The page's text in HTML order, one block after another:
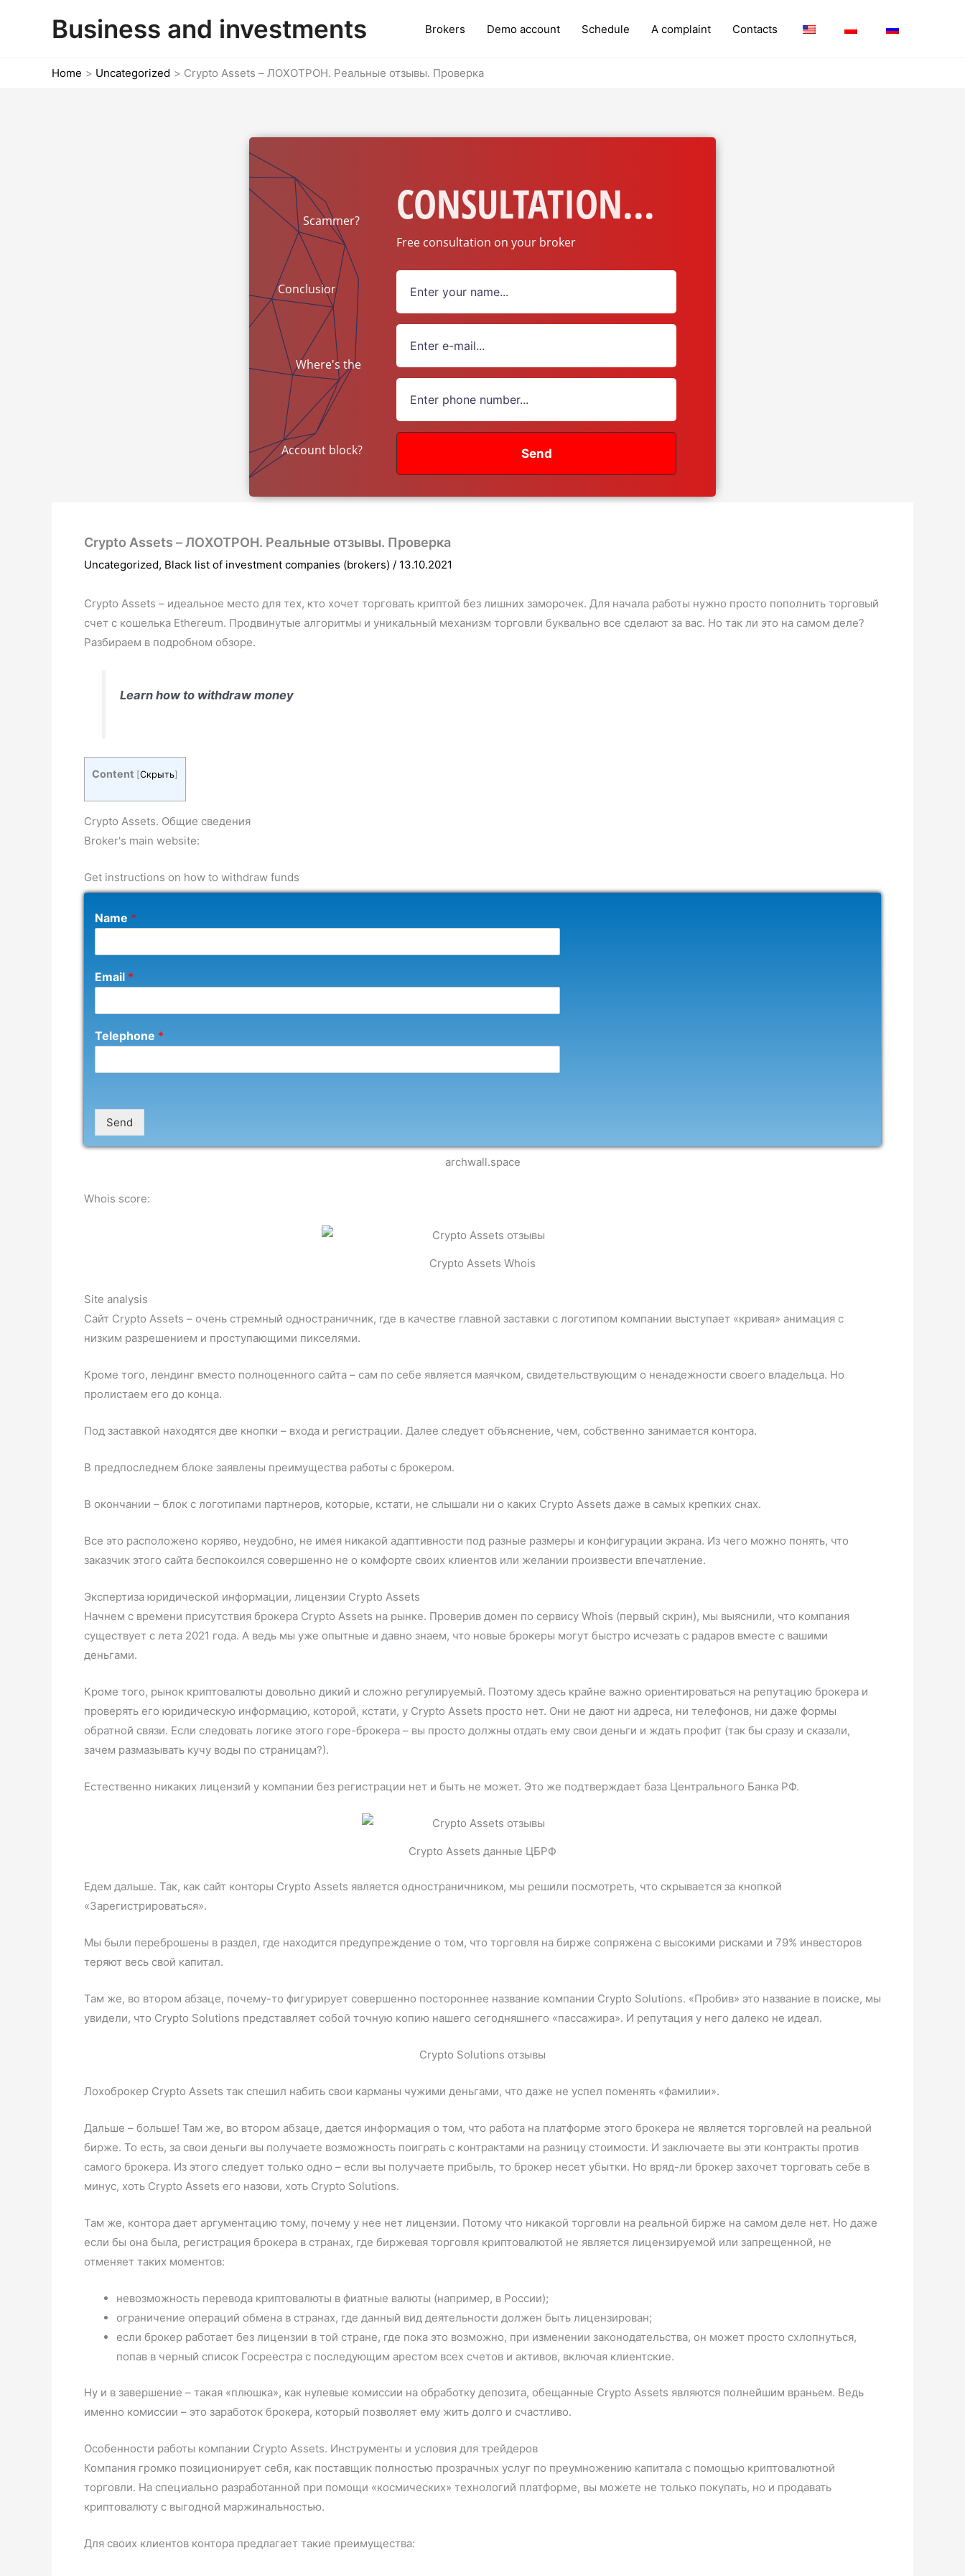
Business and investments Brokers Demo account Schedule A complaint Contacts
Home Uncategorized Crypto Assets – ЛОХОТРОН. Реальные отзывы. Проверка
CONSULTATION...
Free consultation on your broker
Scammer?
Conclusion?
Where's the
money?
Account block? Send
Crypto Assets – ЛОХОТРОН. Реальные отзывы. Проверка
Uncategorized, Black list of investment companies (brokers) / 13.10.2021
Crypto Assets – идеальное место для тех, кто хочет торговать криптой без лишних заморочек. Для начала работы нужно просто пополнить торговый
счет с кошелька Ethereum. Продвинутые алгоритмы и уникальный механизм торговли буквально все сделают за вас. Но так ли это на самом деле?
Разбираем в подробном обзоре.
Learn how to withdraw money
Content [Скрыть]
Crypto Assets. Общие сведения
Broker's main website:
Get instructions on how to withdraw funds
Name *
Email *
Telephone *
Send
archwall.space
Whois score:
Crypto Assets Whois
Site analysis
Сайт Crypto Assets – очень стремный одностраничник, где в качестве главной заставки с логотипом компании выступает «кривая» анимация с
низким разрешением и проступающими пикселями.
Кроме того, лендинг вместо полноценного сайта – сам по себе является маячком, свидетельствующим о ненадежности своего владельца. Но
пролистаем его до конца.
Под заставкой находятся две кнопки – входа и регистрации. Далее следует объяснение, чем, собственно занимается контора.
В предпоследнем блоке заявлены преимущества работы с брокером.
В окончании – блок с логотипами партнеров, которые, кстати, не слышали ни о каких Crypto Assets даже в самых крепких снах.
Все это расположено коряво, неудобно, не имея никакой адаптивности под разные размеры и конфигурации экрана. Из чего можно понять, что
заказчик этого сайта беспокоился совершенно не о комфорте своих клиентов или желании произвести впечатление.
Экспертиза юридической информации, лицензии Crypto Assets
Начнем с времени присутствия брокера Crypto Assets на рынке. Проверив домен по сервису Whois (первый скрин), мы выяснили, что компания
существует с лета 2021 года. А ведь мы уже опытные и давно знаем, что новые брокеры могут быстро исчезать с радаров вместе с вашими
деньгами.
Кроме того, рынок криптовалюты довольно дикий и сложно регулируемый. Поэтому здесь крайне важно ориентироваться на репутацию брокера и
проверять его юридическую информацию, которой, кстати, у Crypto Assets просто нет. Они не дают ни адреса, ни телефонов, ни даже формы
обратной связи. Если следовать логике этого горе-брокера – вы просто должны отдать ему свои деньги и ждать профит (так бы сразу и сказали,
зачем размазывать кучу воды по страницам?).
Естественно никаких лицензий у компании без регистрации нет и быть не может. Это же подтверждает база Центрального Банка РФ.
Crypto Assets данные ЦБРФ
Едем дальше. Так, как сайт конторы Crypto Assets является одностраничником, мы решили посмотреть, что скрывается за кнопкой
«Зарегистрироваться».
Мы были переброшены в раздел, где находится предупреждение о том, что торговля на бирже сопряжена с высокими рисками и 79% инвесторов
теряют весь свой капитал.
Там же, во втором абзаце, почему-то фигурирует совершенно постороннее название компании Crypto Solutions. «Пробив» это название в поиске, мы
увидели, что Crypto Solutions представляет собой точную копию нашего сегодняшнего «пассажира». И репутация у него далеко не идеал.
Лохоброкер Crypto Assets так спешил набить свои карманы чужими деньгами, что даже не успел поменять «фамилии».
Дальше – больше! Там же, во втором абзаце, дается информация о том, что работа на платформе этого брокера не является торговлей на реальной
бирже. То есть, за свои деньги вы получаете возможность поиграть с контрактами на разницу стоимости. И заключаете вы эти контракты против
самого брокера. Из этого следует только одно – если вы получаете прибыль, то брокер несет убытки. Но вряд-ли брокер захочет торговать себе в
минус, хоть Crypto Assets его назови, хоть Crypto Solutions.
Там же, контора дает аргументацию тому, почему у нее нет лицензии. Потому что никакой торговли на реальной бирже на самом деле нет. Но даже
если бы она была, регистрация брокера в странах, где биржевая торговля криптовалютой не является лицензируемой или запрещенной, не
отменяет таких моментов:
невозможность перевода криптовалюты в фиатные валюты (например, в России);
ограничение операций обмена в странах, где данный вид деятельности должен быть лицензирован;
если брокер работает без лицензии в той стране, где пока это возможно, при изменении законодательства, он может просто схлопнуться,
попав в черный список Госреестра с последующим арестом всех счетов и активов, включая клиентские.
Ну и в завершение – такая «плюшка», как нулевые комиссии на обработку депозита, обещанные Crypto Assets являются полнейшим враньем. Ведь
именно комиссии – это заработок брокера, который позволяет ему жить долго и счастливо.
Особенности работы компании Crypto Assets. Инструменты и условия для трейдеров
Компания громко позиционирует себя, как поставщик полностью прозрачных услуг по преумножению капитала с помощью криптовалютной
торговли. На специально разработанной при помощи «космических» технологий платформе, вы можете не только покупать, но и продавать
криптовалюту с выгодной маржинальностью.
Для своих клиентов контора предлагает такие преимущества: